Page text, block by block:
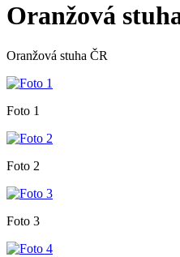
Oranžová
Oranžová stuha ČR
Foto 1
Foto 2
Foto 3